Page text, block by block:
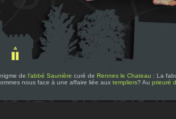
de l'abbé Saunière curé de Rennes le Chateau : La
nous face à une affaire liée aux templiers? Au prieuré